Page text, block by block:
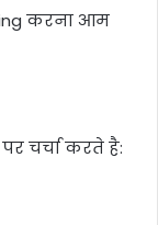
करना आम
चर्चा करते है: